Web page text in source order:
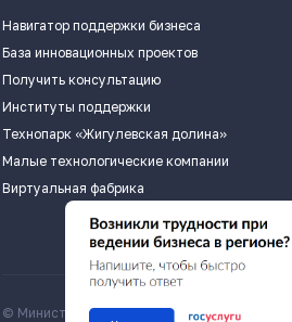
Навигатор поддержки бизнеса
База инновационных проектов
Получить консультацию
Институты поддержки
Технопарк «Жигулевская долина»
Малые технологические компании
Виртуальная фабрика
© Министерство экономического развития